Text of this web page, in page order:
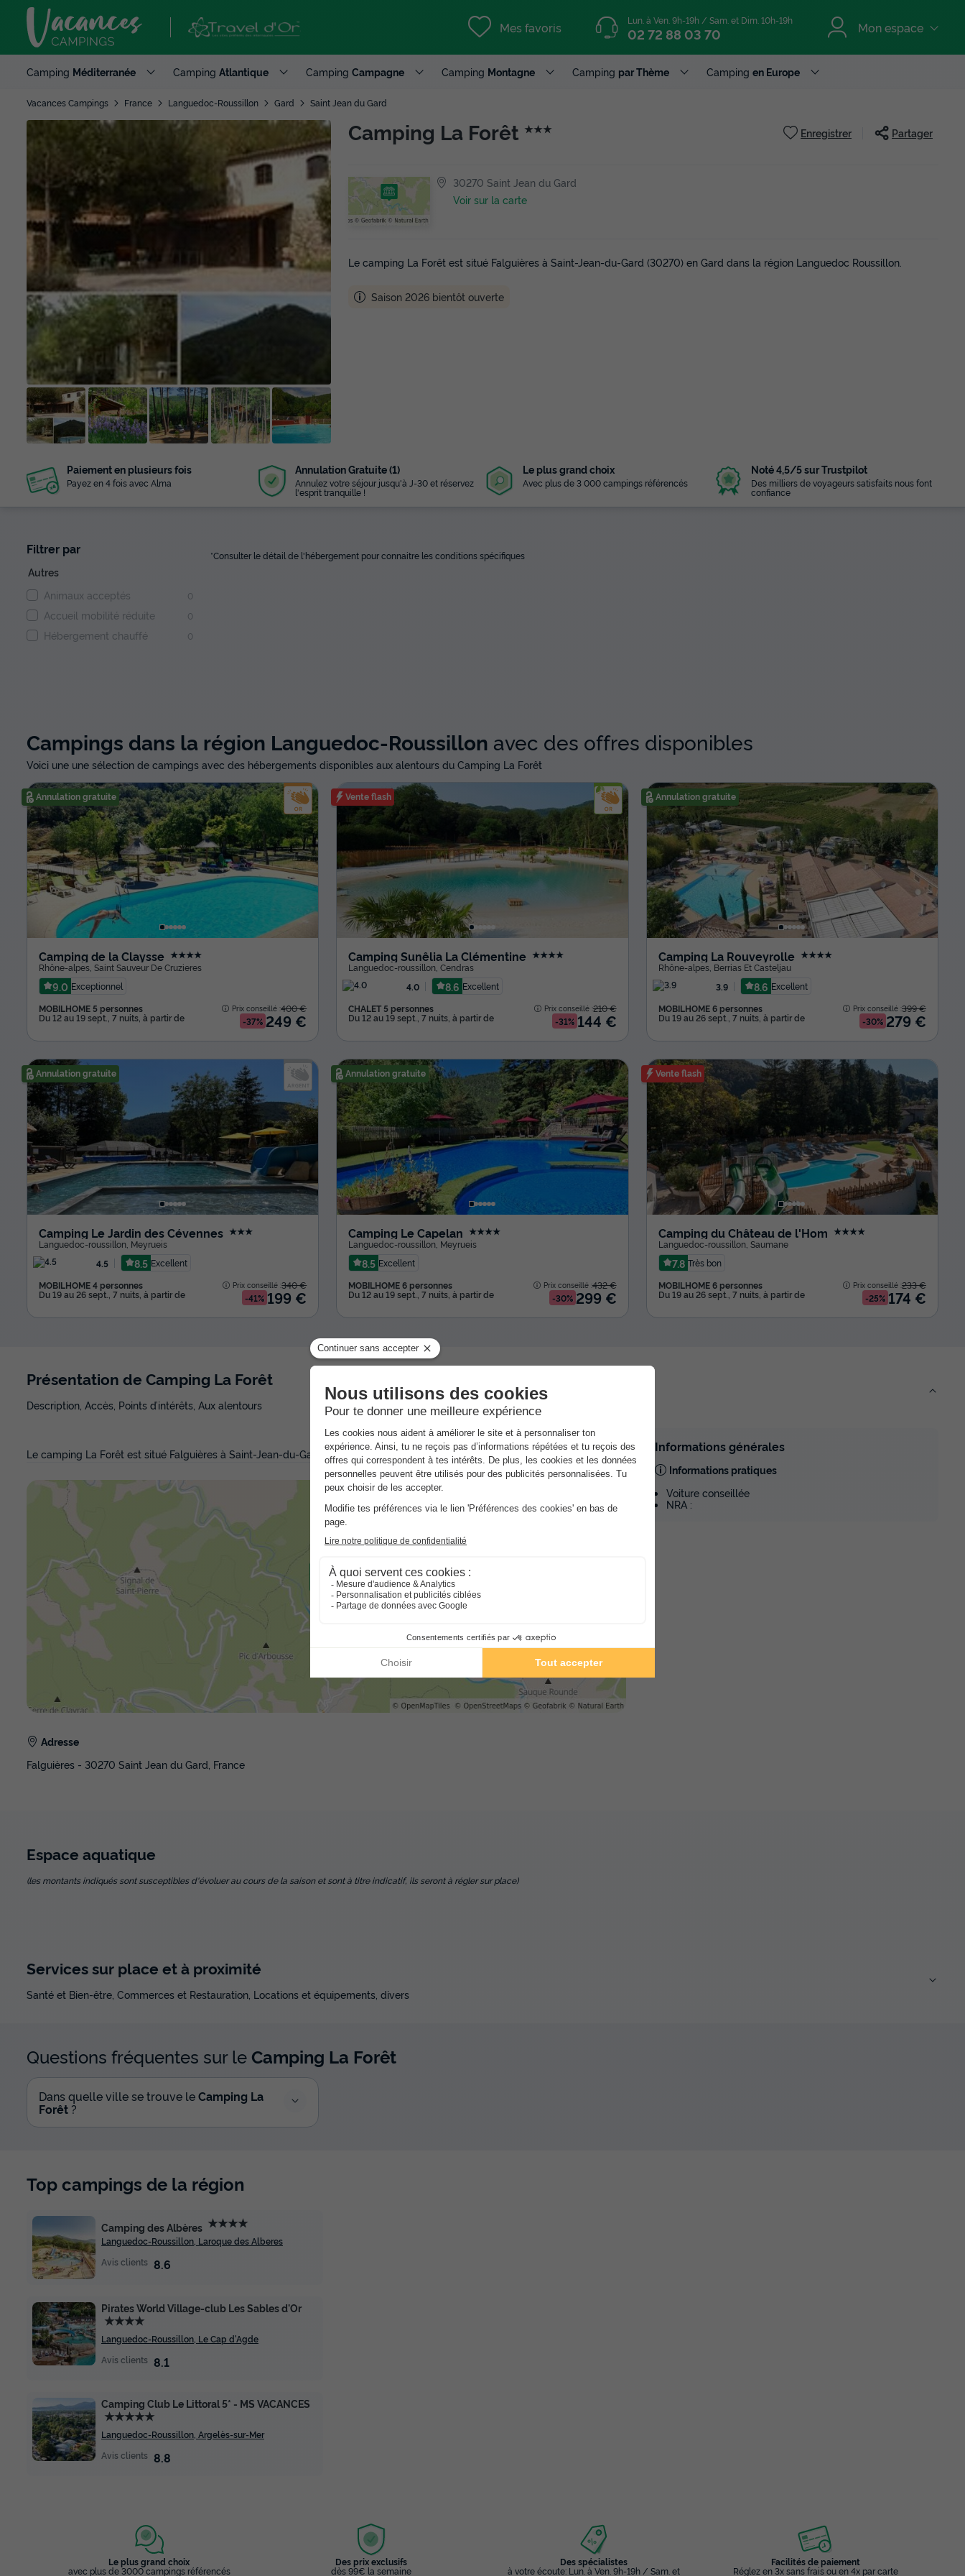
Mes favoris Lun. à Ven. 9h-19h / Sam. et Dim. 10h-19h
02 72 88 03 70 Mon espace
Camping Méditerranée Camping Atlantique Camping Campagne Camping Montagne Camping par Thème Camping en Europe
Vacances Campings France Languedoc-Roussillon Gard Saint Jean du Gard
+ 5
photos
Camping La Forêt ★★★ Enregistrer Partager
30270 Saint Jean du Gard
Voir sur la carte
Le camping La Forêt est situé Falguières à Saint-Jean-du-Gard (30270) en Gard dans la région Languedoc Roussillon.
Saison 2026 bientôt ouverte
Paiement en plusieurs fois
Payez en 4 fois avec Alma
Annulation Gratuite (1)
Annulez votre séjour jusqu'à J-30 et réservez
l'esprit tranquille !
Le plus grand choix
Avec plus de 3 000 campings référencés
Noté 4,5/5 sur Trustpilot
Des milliers de voyageurs satisfaits nous font
confiance
Filtrer par
Autres
Animaux acceptés
0
Accueil mobilité réduite 0
Hébergement chauffé 0
*Consulter le détail de l'hébergement pour connaitre les conditions spécifiques
Campings dans la région Languedoc-Roussillon avec des offres disponibles
Voici une une sélection de campings avec des hébergements disponibles aux alentours du Camping La Forêt
Annulation gratuite
Camping de la Claysse ★★★★
Rhône-alpes Saint Sauveur De Cruzieres
9.0 Exceptionnel
MOBILHOME 5 personnes
Du 12 au 19 sept., 7 nuits, à partir de
Prix conseillé :400 €
-37% 249 €
Vente flash
Camping Sunêlia La Clémentine ★★★★
Languedoc-roussillon ,Cendras
4.0
8.6 Excellent
CHALET 5 personnes
Du 12 au 19 sept., 7 nuits, à partir de
Prix conseillé :210 €
-31% 144 €
Annulation gratuite
Camping La Rouveyrolle ★★★★
Rhône-alpes, Berrias Et Casteljau
3.9
8.6 Excellent
MOBILHOME 6 personnes
Du 19 au 26 sept., 7 nuits, à partir de
Prix conseillé :399 €
-30% 279 €
Annulation gratuite
Camping Le Jardin des Cévennes ★★★
Languedoc-roussillon Meyrueis
4.5
8.5 Excellent
MOBILHOME 4 personnes
Du 19 au 26 sept., 7 nuits, à partir de
Prix conseillé :340 €
-41% 199 €
Annulation gratuite
Camping Le Capelan ★★★★
Languedoc-roussillon Meyrueis
8.5 Excellent
MOBILHOME 6 personnes
Du 12 au 19 sept., 7 nuits, à partir de
Prix conseillé :432 €
-30% 299 €
Vente flash
Camping du Château de l'Hom ★★★★
Languedoc-roussillon, Saumane
7.8 Très bon
MOBILHOME 6 personnes
Du 19 au 26 sept., 7 nuits, à partir de
Prix conseillé :233 €
-25% 174 €
Présentation de Camping La Forêt
Description, Accès, Points d’intérêts, Aux alentours
Le camping La Forêt est situé Falguières à Saint-Jean-du-Gard (30270) en Gard dans la région Languedoc Roussillon.
Adresse
Falguières - 30270 Saint Jean du Gard, France
Informations générales
Informations pratiques
Voiture conseillée
NRA :
Espace aquatique
(les montants indiqués sont susceptibles d'évoluer au cours de la saison et sont à titre indicatif, ils seront à régler sur place)
Services sur place et à proximité
Santé et Bien-être, Commerces et Restauration, Locations et équipements, divers
Questions fréquentes sur le Camping La Forêt
Dans quelle ville se trouve leCamping La
Forêt ?
Top campings de la région
Camping des Albères ★★★★
Languedoc-Roussillon, Laroque des Alberes
Avis clients 8.6
Pirates World Village-club Les Sables d'Or
★★★★
Languedoc-Roussillon, Le Cap d'Agde
Avis clients 8.1
Camping Club Le Littoral 5* - MS VACANCES
★★★★★
Languedoc-Roussillon, Argelès-sur-Mer
Avis clients 8.8
Le plus grand choix
avec plus de 3000 campings référencés
Des prix exclusifs
dès 99€ la semaine
Des spécialistes
à votre écoute: Lun. à Ven. 9h-19h / Sam. et
Facilités de paiement
Réglez en 3x sans frais ou en 4x par carte